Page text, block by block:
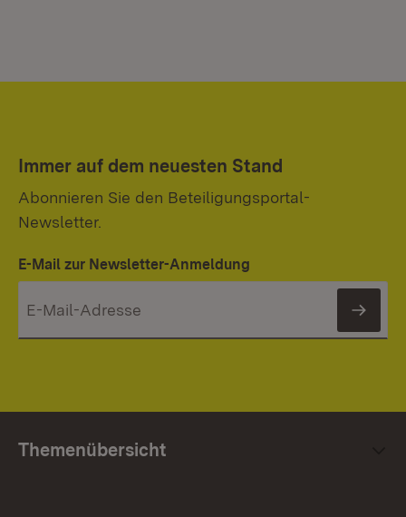
Immer auf dem neuesten Stand
Abonnieren Sie den Beteiligungsportal-
Newsletter.
E-Mail zur Newsletter-Anmeldung
Themenübersicht